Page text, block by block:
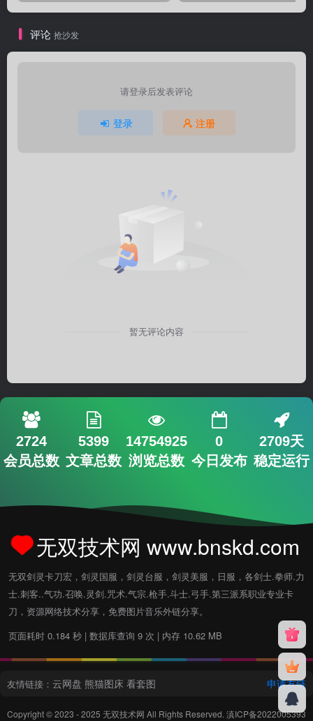
评论 抢沙发
请登录后发表评论
登录 注册
暂无评论内容
2724
会员总数
5399
文章总数
14754925
浏览总数
0
今日发布
2709天
稳定运行
无双技术网 www.bnskd.com
无双剑灵卡刀宏，剑灵国服，剑灵台服，剑灵美服，日服，各剑士.拳师.力
士.刺客..气功.召唤.灵剑.咒术.气宗.枪手.斗士.弓手.第三派系职业专业卡
刀，资源网络技术分享，免费图片音乐外链分享。
页面耗时 0.184 秒 | 数据库查询 9 次 | 内存 10.62 MB
友情链接： 云网盘 熊猫图床 看套图 申请友链
Copyright © 2023 - 2025 无双技术网 All Rights Reserved. 滇ICP备2022005393